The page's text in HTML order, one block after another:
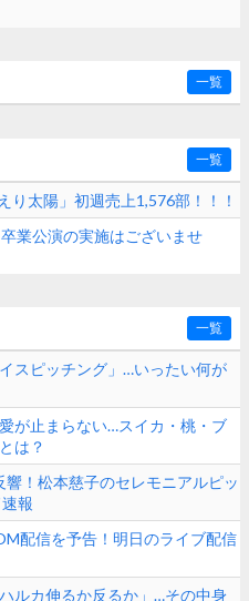
一覧
一覧
太陽」初週売上1,576部！！！
業公演の実施はございませ
一覧
スピッチング」…いったい何が
が止まらない…スイカ・桃・ブ
は？
！松本慈子のセレモニアルピッ
報
配信を予告！明日のライブ配信
ルカ伸るか反るか」…その中身